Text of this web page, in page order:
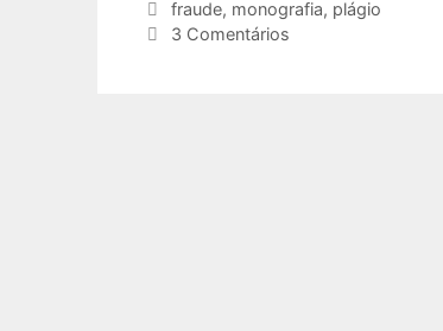
Tags
fraude, monografia, plágio
3 Comentários